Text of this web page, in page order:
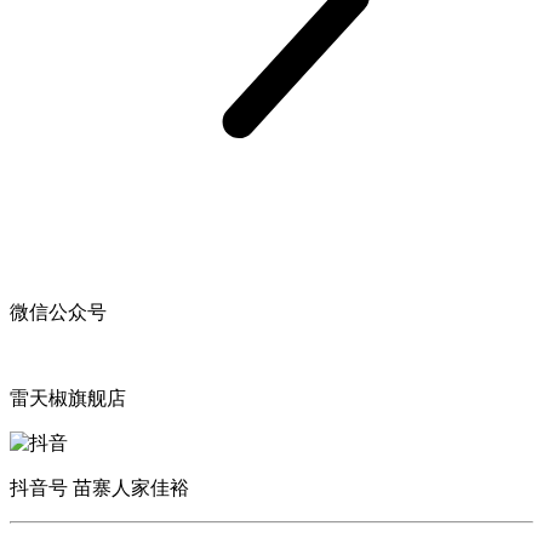
微信公众号
雷天椒旗舰店
抖音号 苗寨人家佳裕